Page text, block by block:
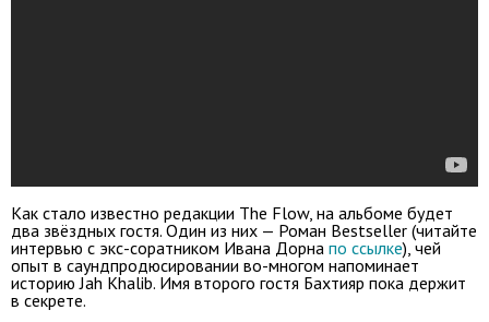
Как стало известно редакции The Flow, на альбоме будет
два звёздных гостя. Один из них — Роман Bestseller (читайте
интервью с экс-соратником Ивана Дорна по ссылке), чей
опыт в саундпродюсировании во-многом напоминает
историю Jah Khalib. Имя второго гостя Бахтияр пока держит
в секрете.